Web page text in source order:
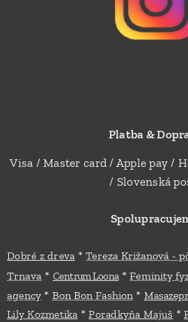
Platba &
Visa / Master card / Apple pay /
/ Slovenská
Dobré z dreva*Tereza Križanová -
Trnava * Centrum Loona *Feminity
agency * Bon Bon Fashion*
Lily Kozmetika*Poradkyňa Majuš *